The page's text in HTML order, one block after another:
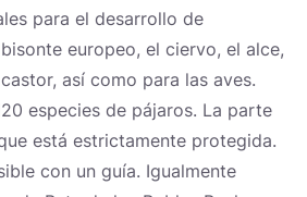
para el desarrollo de
europeo, el ciervo, el alce,
así como para las aves.
especies de pájaros. La parte
está estrictamente protegida.
con un guía. Igualmente